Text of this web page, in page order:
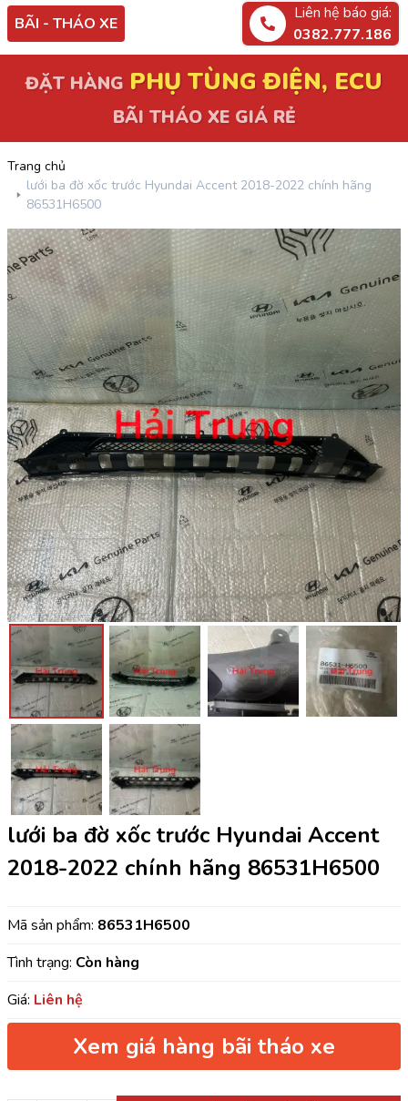
BÃI - THÁO XE
Liên hệ báo giá:
0382.777.186
ĐẶT HÀNGPHỤ TÙNG ĐIỆN, ECU
BÃI THÁO XE GIÁ RẺ
Trang chủ
lưới ba đờ xốc trước Hyundai Accent 2018-2022 chính hãng
86531H6500
lưới ba đờ xốc trước Hyundai Accent
2018-2022 chính hãng 86531H6500
Mã sản phẩm: 86531H6500
Tình trạng: Còn hàng
Giá: Liên hệ
Xem giá hàng bãi tháo xe